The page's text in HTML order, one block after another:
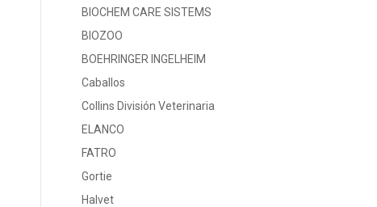
BIOCHEM CARE SISTEMS
BIOZOO
BOEHRINGER INGELHEIM
Caballos
Collins División Veterinaria
ELANCO
FATRO
Gortie
Halvet